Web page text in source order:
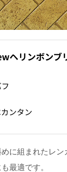
に組まれたレ
最適です。